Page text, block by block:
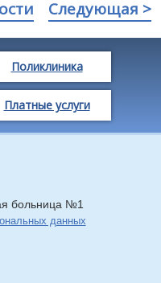
Следующая >
Поликлиника
Платные услуги
больница №1
данных